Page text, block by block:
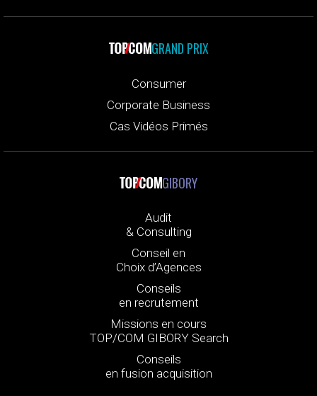
GRAND PRIX
Consumer
Corporate Business
Cas Vidéos Primés
GIBORY
Audit
& Consulting
Conseil en
Choix d’Agences
Conseils
en recrutement
Missions en cours
TOP/COM GIBORY Search
Conseils
en fusion acquisition